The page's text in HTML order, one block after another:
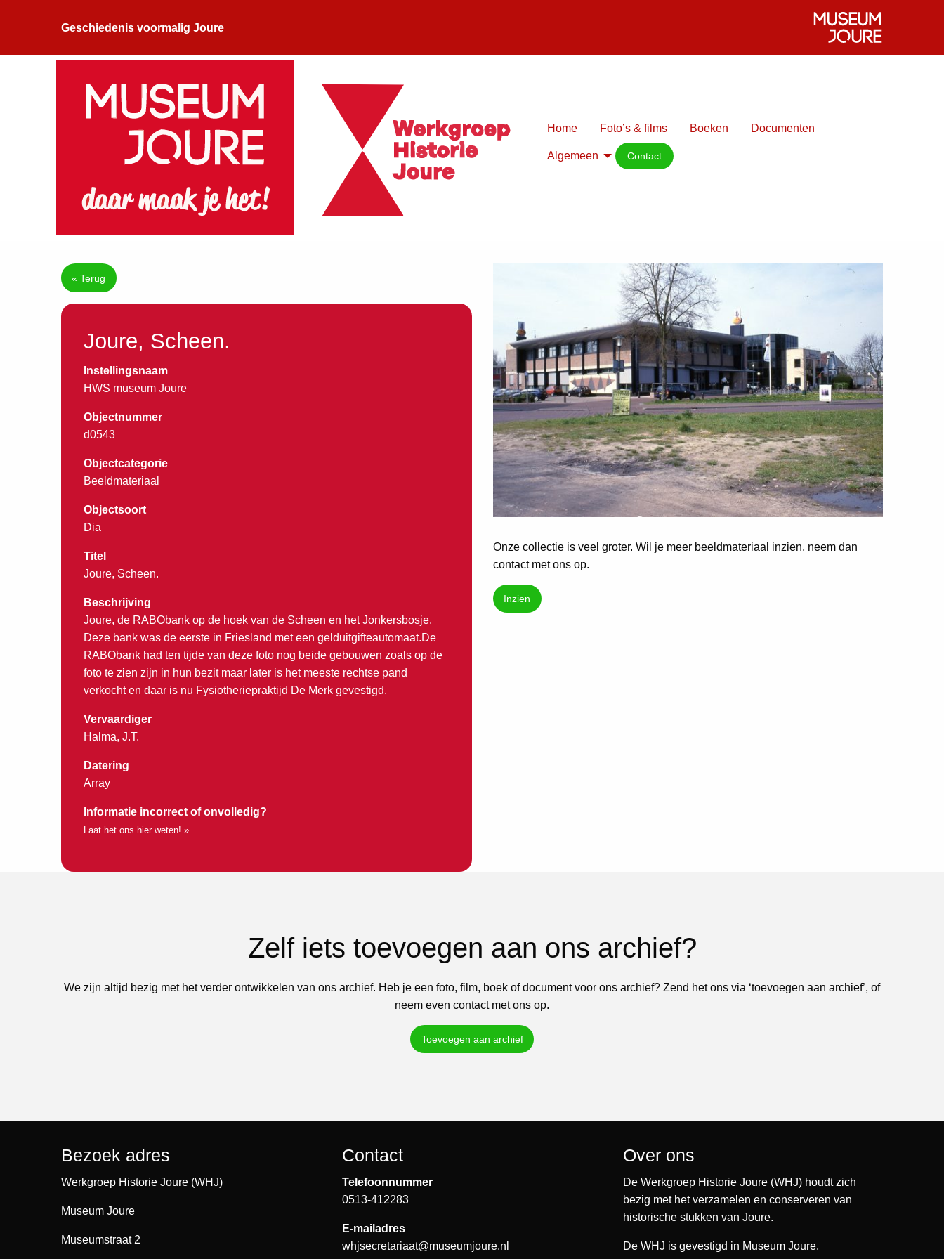
Geschiedenis voormalig Joure
Home Foto’s & films Boeken Documenten
Algemeen Contact
« Terug
Joure, Scheen.
Instellingsnaam
HWS museum Joure
Objectnummer
d0543
Objectcategorie
Beeldmateriaal
Objectsoort
Dia
Titel
Joure, Scheen.
Beschrijving
Joure, de RABObank op de hoek van de Scheen en het Jonkersbosje.
Deze bank was de eerste in Friesland met een gelduitgifteautomaat.De
RABObank had ten tijde van deze foto nog beide gebouwen zoals op de
foto te zien zijn in hun bezit maar later is het meeste rechtse pand
verkocht en daar is nu Fysiotheriepraktijd De Merk gevestigd.
Vervaardiger
Halma, J.T.
Datering
Array
Informatie incorrect of onvolledig?
Laat het ons hier weten! »
Onze collectie is veel groter. Wil je meer beeldmateriaal inzien, neem dan
contact met ons op.
Inzien
Zelf iets toevoegen aan ons archief?
We zijn altijd bezig met het verder ontwikkelen van ons archief. Heb je een foto, film, boek of document voor ons archief? Zend het ons via ‘toevoegen aan archief’, of
neem even contact met ons op.
Toevoegen aan archief
Bezoek adres
Werkgroep Historie Joure (WHJ)
Museum Joure
Museumstraat 2
Contact
Telefoonnummer
0513-412283
E-mailadres
whjsecretariaat@museumjoure.nl
Over ons
De Werkgroep Historie Joure (WHJ) houdt zich
bezig met het verzamelen en conserveren van
historische stukken van Joure.
De WHJ is gevestigd in Museum Joure.